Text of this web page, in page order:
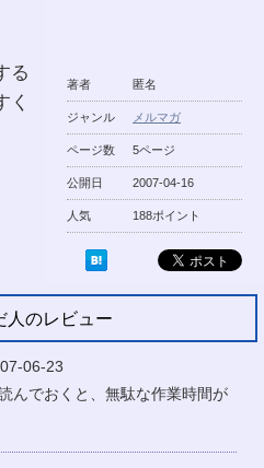
著者 匿名
ジャンル メルマガ
ページ数 5ページ
公開日 2007-04-16
人気 188ポイント
る
く
人のレビュー
06-23
んでおくと、無駄な作業時間が